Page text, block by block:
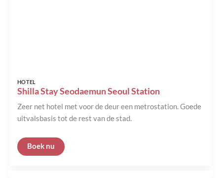
HOTEL
Shilla Stay Seodaemun Seoul Station
Zeer net hotel met voor de deur een metrostation. Goede
uitvalsbasis tot de rest van de stad.